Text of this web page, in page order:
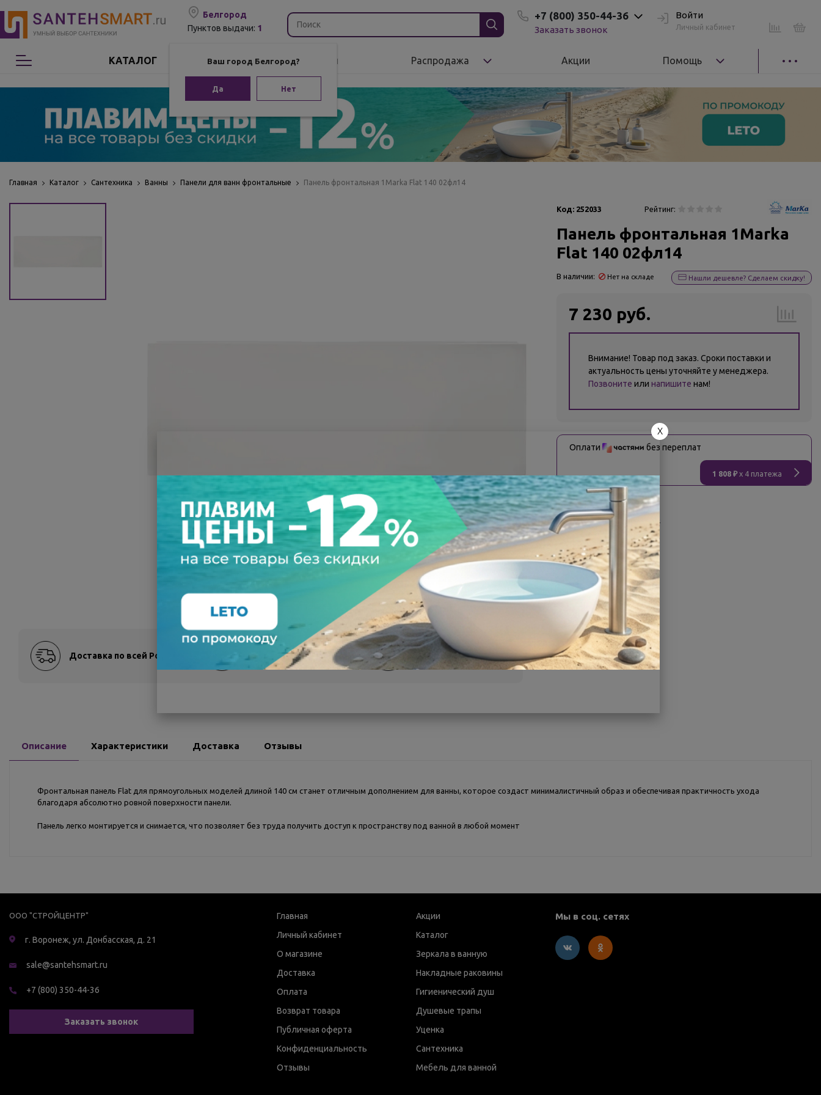
Белгород
Пунктов выдачи: 1
Ваш город Белгород?
Да Нет
+7 (800) 350-44-36
Заказать звонок
Войти
Личный кабинет
КАТАЛОГ
Сантехника
Мебель для ванной
Аксессуары для ванной
Бренды Распродажа Акции Помощь
Главная Каталог Сантехника Ванны Панели для ванн фронтальные Панель фронтальная 1Marka Flat 140 02фл14
Доставка по всей России Оплата после осмотра Всегда низкие цены
Код: 252033 Рейтинг:
Панель фронтальная 1Marka
Flat 140 02фл14
В наличии: Нет на складе Нашли дешевле? Сделаем скидку!
7 230 руб.
Внимание! Товар под заказ. Сроки поставки и
актуальность цены уточняйте у менеджера.
Позвоните или напишите нам!
Оплати без переплат
1 808 ₽x 4 платежа
О товаре
Заводской артикул:
02фл14
Производитель:
1MarKa
Другие характеристики
Поделиться
Описание Характеристики Доставка Отзывы
Фронтальная панель Flat для прямоугольных моделей длиной 140 см станет отличным дополнением для ванны, которое создаст минималистичный образ и обеспечивая практичность ухода
благодаря абсолютно ровной поверхности панели.
Панель легко монтируется и снимается, что позволяет без труда получить доступ к пространству под ванной в любой момент
ООО "СТРОЙЦЕНТР"
г. Воронеж, ул. Донбасская, д. 21
sale@santehsmart.ru
+7 (800) 350-44-36
Заказать звонок
Главная
Личный кабинет
О магазине
Доставка
Оплата
Возврат товара
Публичная оферта
Конфиденциальность
Отзывы
Акции
Каталог
Зеркала в ванную
Накладные раковины
Гигиенический душ
Душевые трапы
Уценка
Сантехника
Мебель для ванной
Мы в соц. сетях
X